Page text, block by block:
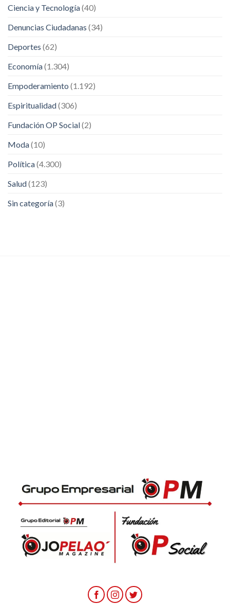
Ciencia y Tecnología(40)
Denuncias Ciudadanas (34)
Deportes (62)
Economía(1.304)
Empoderamiento (1.192)
Espiritualidad(306)
Fundación OP Social(2)
Moda(10)
Política(4.300)
Salud(123)
Sin categoría(3)